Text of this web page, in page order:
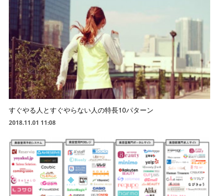
すぐやる人とすぐやらない人の特長10パターン
2018.11.01 11:08